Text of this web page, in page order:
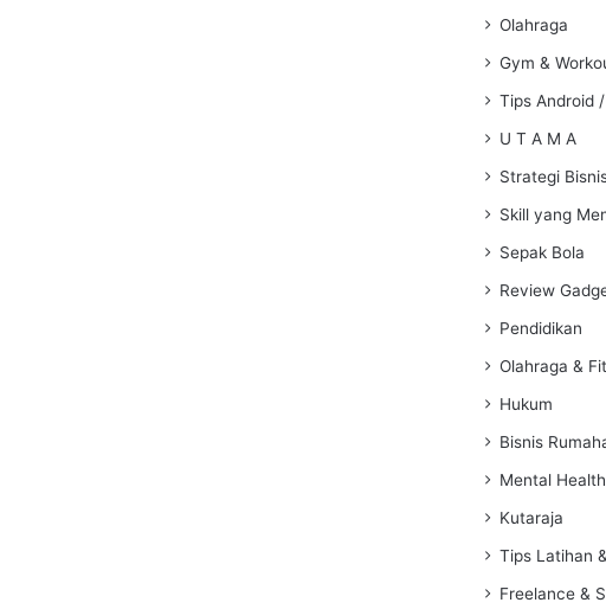
Olahraga
Gym &
Tips Android
U T A M A
Strategi
Skill yang
Sepak Bola
Review
Pendidikan
Olahraga &
Hukum
Bisnis
Mental Health
Kutaraja
Tips Latihan
Freelance &